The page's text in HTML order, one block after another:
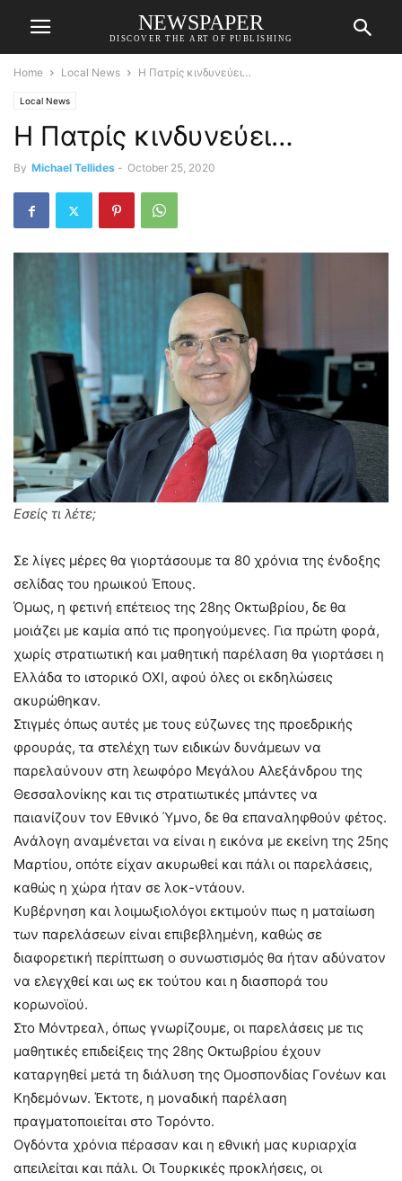
NEWSPAPER
DISCOVER THE ART OF PUBLISHING
Home Local News Η Πατρίς κινδυνεύει…
Local News
Η Πατρίς κινδυνεύει…
By Michael Tellides - October 25, 2020
Εσείς τι λέτε;
Σε λίγες μέρες θα γιορτάσουμε τα 80 χρόνια της ένδοξης
σελίδας του ηρωικού Έπους.
Όμως, η φετινή επέτειος της 28ης Οκτωβρίου, δε θα
μοιάζει με καμία από τις προηγούμενες. Για πρώτη φορά,
χωρίς στρατιωτική και μαθητική παρέλαση θα γιορτάσει η
Ελλάδα το ιστορικό ΟΧΙ, αφού όλες οι εκδηλώσεις
ακυρώθηκαν.
Στιγμές όπως αυτές με τους εύζωνες της προεδρικής
φρουράς, τα στελέχη των ειδικών δυνάμεων να
παρελαύνουν στη λεωφόρο Μεγάλου Αλεξάνδρου της
Θεσσαλονίκης και τις στρατιωτικές μπάντες να
παιανίζουν τον Εθνικό Ύμνο, δε θα επαναληφθούν φέτος.
Ανάλογη αναμένεται να είναι η εικόνα με εκείνη της 25ης
Μαρτίου, οπότε είχαν ακυρωθεί και πάλι οι παρελάσεις,
καθώς η χώρα ήταν σε λοκ-ντάουν.
Κυβέρνηση και λοιμωξιολόγοι εκτιμούν πως η ματαίωση
των παρελάσεων είναι επιβεβλημένη, καθώς σε
διαφορετική περίπτωση ο συνωστισμός θα ήταν αδύνατον
να ελεγχθεί και ως εκ τούτου και η διασπορά του
κορωνοϊού.
Στο Μόντρεαλ, όπως γνωρίζουμε, οι παρελάσεις με τις
μαθητικές επιδείξεις της 28ης Οκτωβρίου έχουν
καταργηθεί μετά τη διάλυση της Ομοσπονδίας Γονέων και
Κηδεμόνων. Έκτοτε, η μοναδική παρέλαση
πραγματοποιείται στο Τορόντο.
Ογδόντα χρόνια πέρασαν και η εθνική μας κυριαρχία
απειλείται και πάλι. Οι Τουρκικές προκλήσεις, οι